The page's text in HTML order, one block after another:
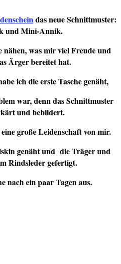
das neue Schnittmuster:
und Mini-Annik.
nähen, was mir viel Freude und
Ärger bereitet hat.
ich die erste Tasche genäht,
war, denn das Schnittmuster
und bebildert.
große Leidenschaft von mir.
genäht und die Träger und
Rindsleder gefertigt.
nach ein paar Tagen aus.